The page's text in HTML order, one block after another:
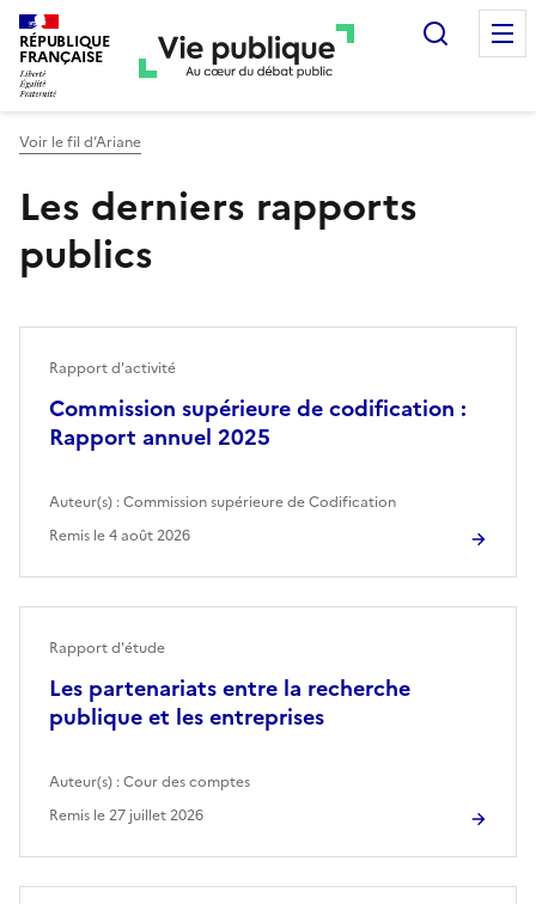
RÉPUBLIQUE
FRANÇAISE
Voir le fil d’Ariane
Les derniers rapports
publics
Commission supérieure de codification :
Rapport annuel 2025
Rapport d'activité
Auteur(s) :Commission supérieure de Codification
Remis le4 août 2026
Les partenariats entre la recherche
publique et les entreprises
Rapport d'étude
Auteur(s) :Cour des comptes
Remis le27 juillet 2026